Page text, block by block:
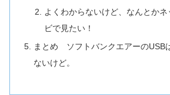
よくわからないけど、なんとか
ビで見たい！
まとめ ソフトバンクエアーのUSB
ないけど。